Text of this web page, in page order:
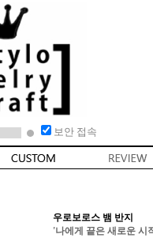
보안 접속
우로보로스 뱀 반지
'나에게 끝은 새로운 시